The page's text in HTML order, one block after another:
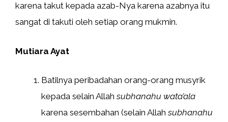
karena takut kepada azab-Nya karena azabnya itu
sangat di takuti oleh setiap orang mukmin.
Mutiara Ayat
Batilnya peribadahan orang-orang musyrik
kepada selain Allahsubhanahu wata’ala
karena sesembahan (selain Allahsubhanahu